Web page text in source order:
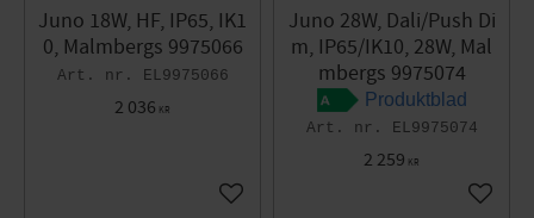
Juno 18W, HF, IP65, IK1
0, Malmbergs 9975066
EL9975066
2 036 KR
Gem som favorit
Juno 28W, Dali/Push Di
m, IP65/IK10, 28W, Mal
mbergs 9975074
Produktblad
EL9975074
2 259 KR
Gem